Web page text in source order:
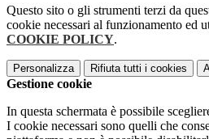
Questo sito o gli strumenti terzi da
cookie necessari al funzionamento ed
COOKIE POLICY.
Personalizza Rifiuta tutti i cookies
Gestione cookie
In questa schermata è possibile
I cookie necessari sono quelli che